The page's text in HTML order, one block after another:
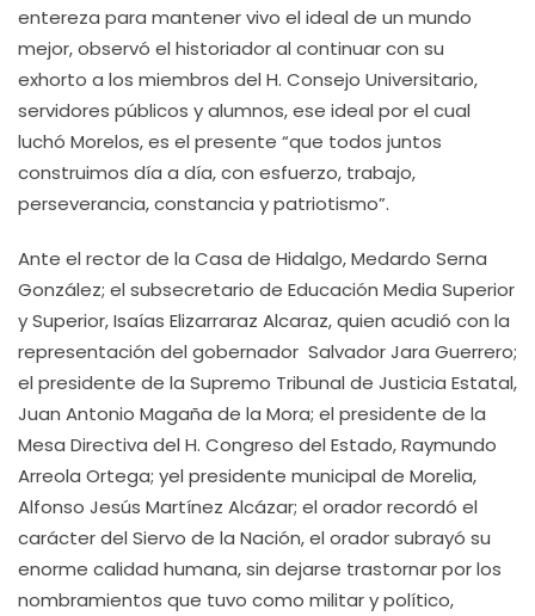
entereza para mantener vivo el ideal de un mundo
mejor, observó el historiador al continuar con su
exhorto a los miembros del H. Consejo Universitario,
servidores públicos y alumnos, ese ideal por el cual
luchó Morelos, es el presente “que todos juntos
construimos día a día, con esfuerzo, trabajo,
perseverancia, constancia y patriotismo”.
Ante el rector de la Casa de Hidalgo, Medardo Serna
González; el subsecretario de Educación Media Superior
y Superior, Isaías Elizarraraz Alcaraz, quien acudió con la
representación del gobernador Salvador Jara Guerrero;
el presidente de la Supremo Tribunal de Justicia Estatal,
Juan Antonio Magaña de la Mora; el presidente de la
Mesa Directiva del H. Congreso del Estado, Raymundo
Arreola Ortega; yel presidente municipal de Morelia,
Alfonso Jesús Martínez Alcázar; el orador recordó el
carácter del Siervo de la Nación, el orador subrayó su
enorme calidad humana, sin dejarse trastornar por los
nombramientos que tuvo como militar y político,